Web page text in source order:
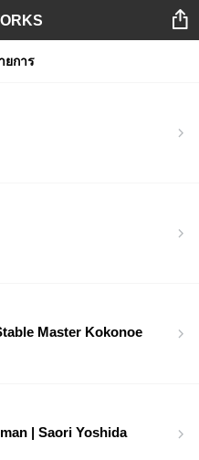
ยการ
Master Kokonoe
| Saori Yoshida